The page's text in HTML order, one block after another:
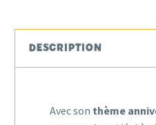
Gâteau
Cadeau
DESCRIPTION
Avec son thème